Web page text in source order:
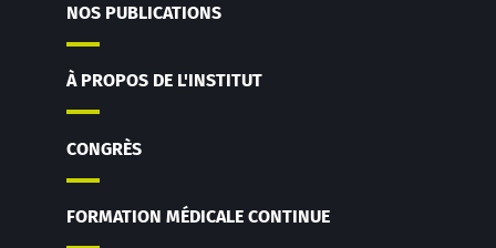
NOS PUBLICATIONS
À PROPOS DE L'INSTITUT
CONGRÈS
FORMATION MÉDICALE CONTINUE